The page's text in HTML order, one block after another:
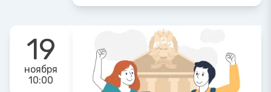
19
ноября
10:00